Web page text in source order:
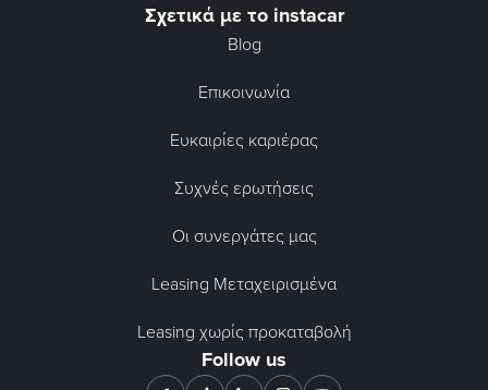
Σχετικά με το instacar
Blog
Επικοινωνία
Ευκαιρίες καριέρας
Συχνές ερωτήσεις
Οι συνεργάτες μας
Leasing Μεταχειρισμένα
Leasing χωρίς προκαταβολή
Follow us